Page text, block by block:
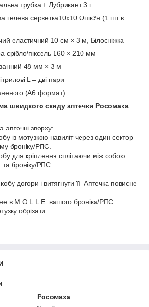
трубка + Лубрикант 3 г
гелева серветка10х10 ОпікУн (1 шт в
еластичний 10 см × 3 м, Білосніжка
срібло/піксель 160 × 210 мм
48 мм × 3 м
L – дві пари
(А6 формат)
швидкого скиду аптечки Росомаха
аптечці зверху:
із мотузкою навиліт через один сектор
броніку/РПС.
для кріплення сплітаючи між собою
броніку/РПС.
догори і витягнути її. Аптечка повисне
в M.O.L.L.E. вашого броніка/РПС.
обрізати.
Росомаха